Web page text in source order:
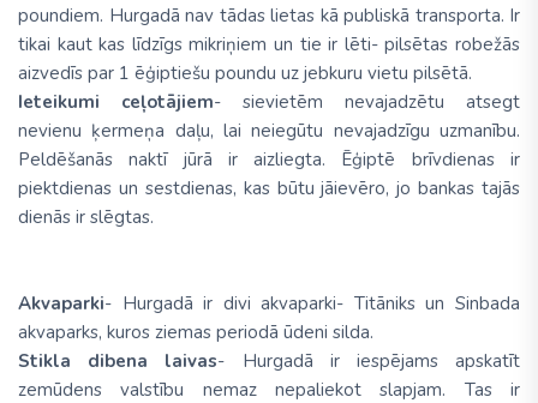
poundiem. Hurgadā nav tādas lietas kā publiskā transporta. Ir
tikai kaut kas līdzīgs mikriņiem un tie ir lēti- pilsētas robežās
aizvedīs par 1 ēģiptiešu poundu uz jebkuru vietu pilsētā.
Ieteikumi ceļotājiem- sievietēm nevajadzētu atsegt
nevienu ķermeņa daļu, lai neiegūtu nevajadzīgu uzmanību.
Peldēšanās naktī jūrā ir aizliegta. Ēģiptē brīvdienas ir
piektdienas un sestdienas, kas būtu jāievēro, jo bankas tajās
dienās ir slēgtas.
Akvaparki- Hurgadā ir divi akvaparki- Titāniks un Sinbada
akvaparks, kuros ziemas periodā ūdeni silda.
Stikla dibena laivas- Hurgadā ir iespējams apskatīt
zemūdens valstību nemaz nepaliekot slapjam. Tas ir